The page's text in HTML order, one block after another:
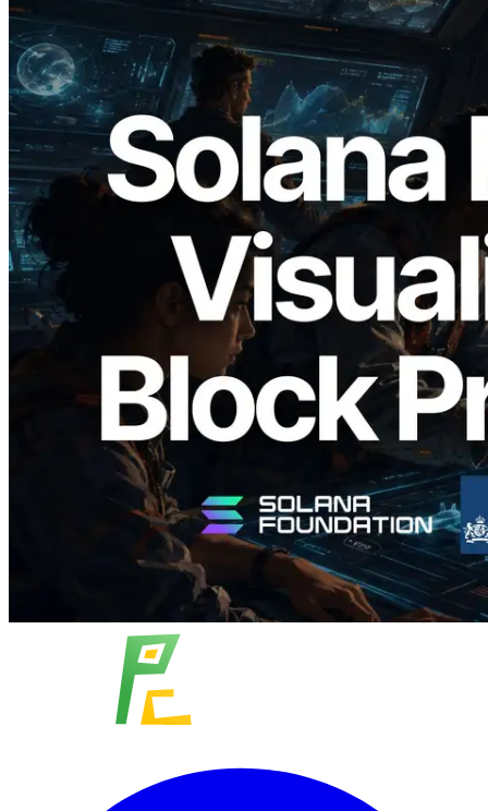
2026.05.24
Validators Solutions запускает Solana
Block Analyzer — визуализация
времени генерации блоков и
назначенных валидаторов на уровне
слотов
Читать статью